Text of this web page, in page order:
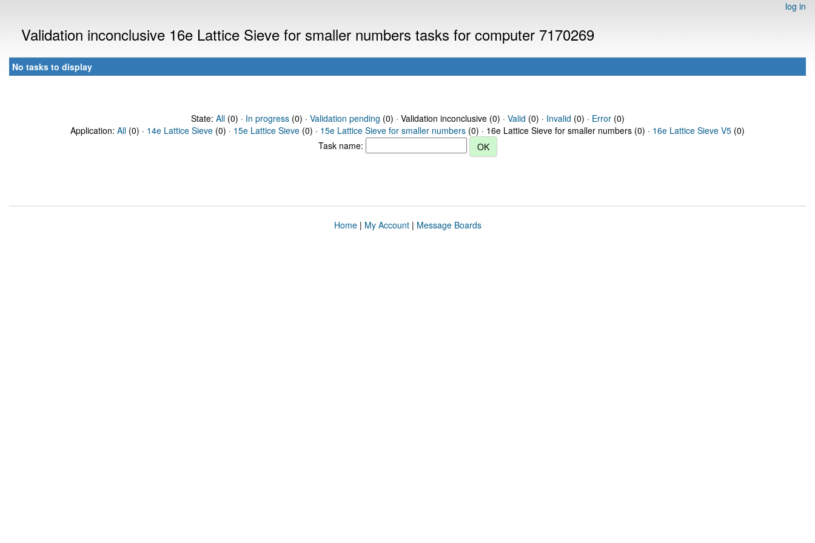
log in
Validation inconclusive 16e Lattice Sieve for smaller numbers tasks for computer 7170269
No tasks to display
State: All(0) · In progress(0) · Validation pending (0) · Validation inconclusive (0) · Valid (0) · Invalid (0) · Error(0)
Application: All (0) · 14e Lattice Sieve (0) · 15e Lattice Sieve (0) · 15e Lattice Sieve for smaller numbers (0) · 16e Lattice Sieve for smaller numbers (0) · 16e Lattice Sieve V5 (0)
Task name:
Home| My Account| Message Boards